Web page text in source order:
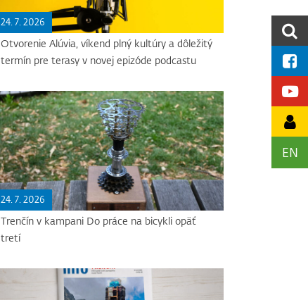
EN
24. 7. 2026
Otvorenie Alúvia, víkend plný kultúry a dôležitý
termín pre terasy v novej epizóde podcastu
24. 7. 2026
Trenčín v kampani Do práce na bicykli opäť
tretí